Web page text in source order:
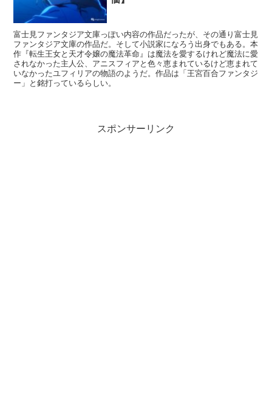
富士見ファンタジア文庫っぽい内容の作品だったが、その通り富士見
ファンタジア文庫の作品だ。そして小説家になろう出身でもある。本
作『転生王女と天才令嬢の魔法革命』は魔法を愛するけれど魔法に愛
されなかった主人公、アニスフィアと色々恵まれているけど恵まれて
いなかったユフィリアの物語のようだ。作品は「王宮百合ファンタジ
ー」と銘打っているらしい。
スポンサーリンク